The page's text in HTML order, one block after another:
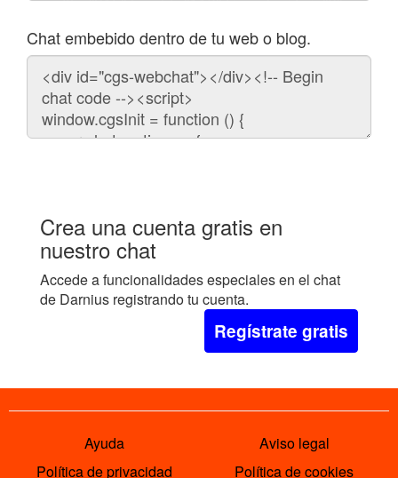
Chat embebido dentro de tu web o blog.
Código
para
embeber
chat
Crea una cuenta gratis en
nuestro chat
Accede a funcionalidades especiales en el chat
de Darnius registrando tu cuenta.
Regístrate gratis
Ayuda
Aviso legal
Política de privacidad
Política de cookies